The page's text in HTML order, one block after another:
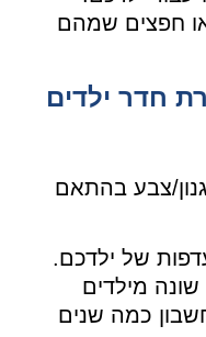
או חפצים שמהם
חדר ילדים
צבע בהתאם
של ילדכם.
שונה מילדים
כמה שנים